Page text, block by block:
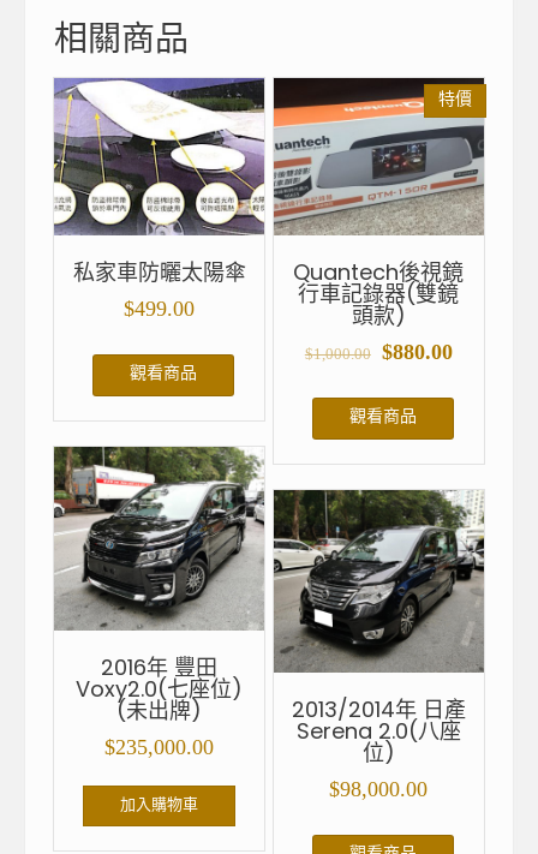
相關商品
私家車防曬太陽傘
$499.00
觀看商品
特價
Quantech後視鏡
行車記錄器(雙鏡
頭款)
$1,000.00 $880.00
觀看商品
2016年 豐田
Voxy2.0(七座位)
(未出牌)
$235,000.00
加入購物車
2013/2014年 日產
Serena 2.0(八座
位)
$98,000.00